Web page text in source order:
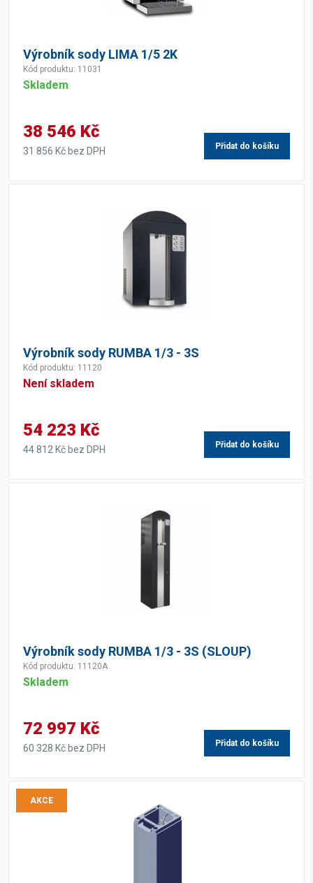
Výrobník sody LIMA 1/5 2K
Kód produktu: 11031
Skladem
38 546 Kč
31 856 Kč bez DPH Přidat do košíku
Výrobník sody RUMBA 1/3 - 3S
Kód produktu: 11120
Není skladem
54 223 Kč
44 812 Kč bez DPH Přidat do košíku
Výrobník sody RUMBA 1/3 - 3S (SLOUP)
Kód produktu: 11120A
Skladem
72 997 Kč
60 328 Kč bez DPH Přidat do košíku
AKCE